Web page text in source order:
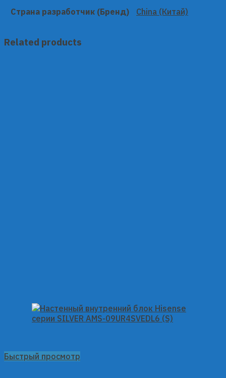
Страна разработчик (Бренд) China (Китай)
Related products
Быстрый просмотр